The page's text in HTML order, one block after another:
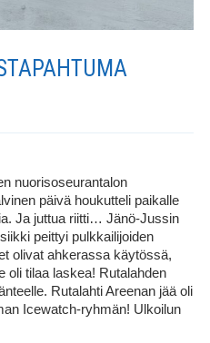
nuorisoseurantalon
päivä houkutteli paikalle
Ja juttua riitti… Jänö-Jussin
peittyi pulkkailijoiden
olivat ahkerassa käytössä,
oli tilaa laskea! Rutalahden
Rutalahti Areenan jää oli
Icewatch-ryhmän! Ulkoilun